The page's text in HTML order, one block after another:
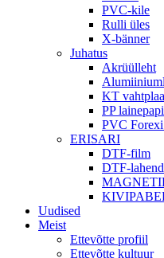
PVC-kile
Rulli üles
X-bänner
Juhatus
Akrüülleht
KT
PP
PVC
ERISARI
DTF-film
DTF-
Uudised
Meist
Ettevõtte profiil
Ettevõtte kultuur